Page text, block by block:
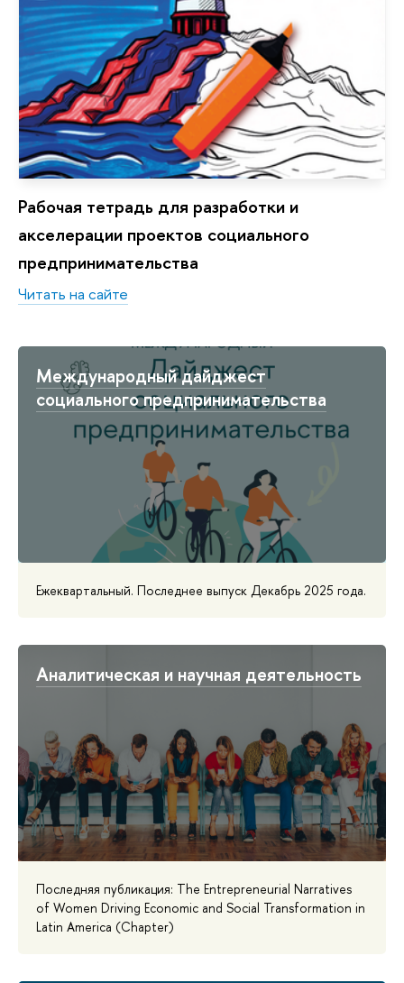
Рабочая тетрадь для разработки и
акселерации проектов социального
предпринимательства
Читать на сайте
Международный дайджест
социального предпринимательства
Ежеквартальный. Последнее выпуск Декабрь 2025 года.
Аналитическая и научная деятельность
Последняя публикация: The Entrepreneurial Narratives
of Women Driving Economic and Social Transformation in
Latin America (Chapter)